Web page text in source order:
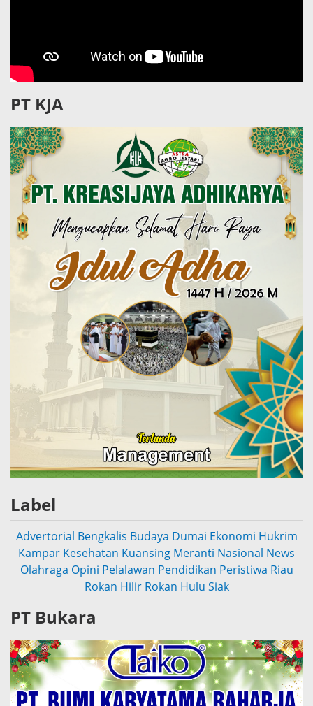
PT KJA
Label
Advertorial Bengkalis Budaya Dumai Ekonomi Hukrim
Kampar Kesehatan Kuansing Meranti Nasional News
Olahraga Opini Pelalawan Pendidikan Peristiwa Riau
Rokan Hilir Rokan Hulu Siak
PT Bukara